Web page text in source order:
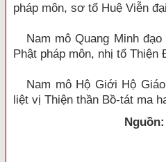
pháp môn, sơ tổ Huệ Viễn
Nam mô Quang Minh đạo
Phật pháp môn, nhị tổ Thiện
Nam mô Hộ Giới Hộ
liệt vị Thiện thần Bồ-tát ma